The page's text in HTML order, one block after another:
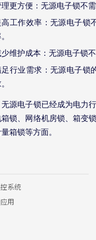
理更方便：无源电子锁不
高工作效率：无源电子锁
少维护成本：无源电子锁
足行业需求：无源电子锁
无源电子锁已经成为电力
箱锁、网络机房锁、箱变
箱锁等方面。
系统
用